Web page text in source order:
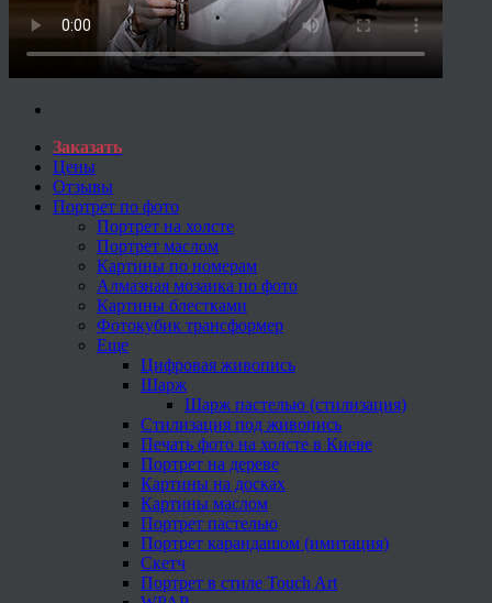
Заказать
Цены
Отзывы
Портрет по фото
Портрет на холсте
Портрет маслом
Картины по номерам
Алмазная мозаика по фото
Картины блестками
Фотокубик трансформер
Еще
Цифровая живопись
Шарж
Шарж пастелью (стилизация)
Стилизация под живопись
Печать фото на холсте в Киеве
Портрет на дереве
Картины на досках
Картины маслом
Портрет пастелью
Портрет карандашом (имитация)
Скетч
Портрет в стиле Touch Art